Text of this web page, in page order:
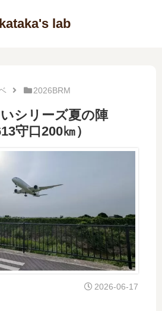
lab
2026BRM
シリーズ夏の陣
守口200㎞）
2026-06-17